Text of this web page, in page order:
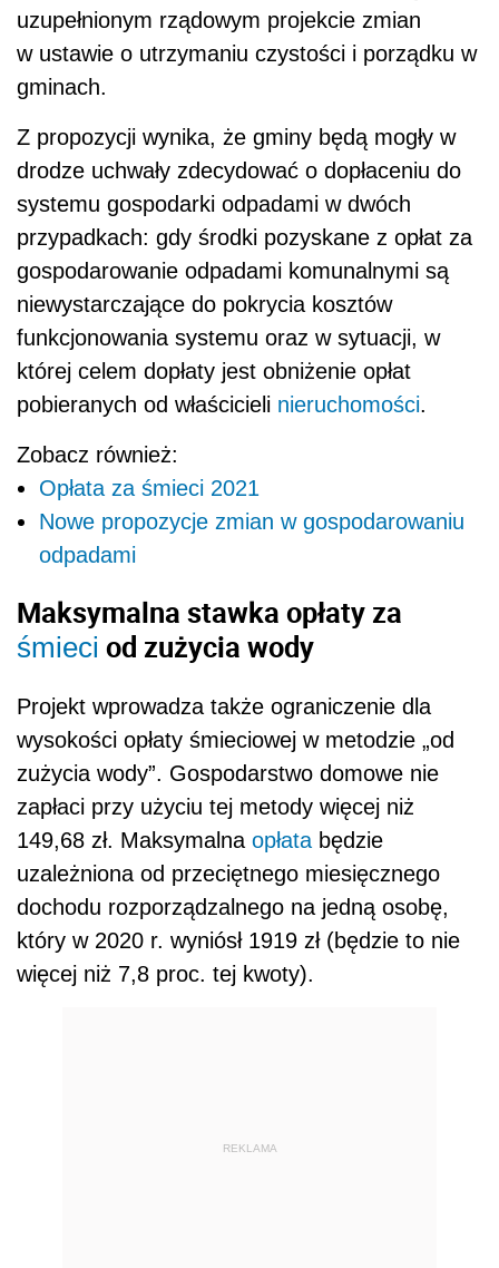
uzupełnionym rządowym projekcie zmian
w ustawie o utrzymaniu czystości i porządku w
gminach.
Z propozycji wynika, że gminy będą mogły w
drodze uchwały zdecydować o dopłaceniu do
systemu gospodarki odpadami w dwóch
przypadkach: gdy środki pozyskane z opłat za
gospodarowanie odpadami komunalnymi są
niewystarczające do pokrycia kosztów
funkcjonowania systemu oraz w sytuacji, w
której celem dopłaty jest obniżenie opłat
pobieranych od właścicieli nieruchomości.
Zobacz również:
Opłata za śmieci 2021
Nowe propozycje zmian w gospodarowaniu
odpadami
Maksymalna stawka opłaty za
śmieci od zużycia wody
Projekt wprowadza także ograniczenie dla
wysokości opłaty śmieciowej w metodzie „od
zużycia wody”. Gospodarstwo domowe nie
zapłaci przy użyciu tej metody więcej niż
149,68 zł. Maksymalna opłata będzie
uzależniona od przeciętnego miesięcznego
dochodu rozporządzalnego na jedną osobę,
który w 2020 r. wyniósł 1919 zł (będzie to nie
więcej niż 7,8 proc. tej kwoty).
REKLAMA